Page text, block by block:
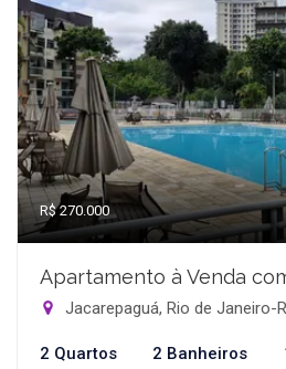
R$ 270.000
Apartamento à Venda
Jacarepaguá, Rio de Janeiro-
2 Quartos 2 Banheiros